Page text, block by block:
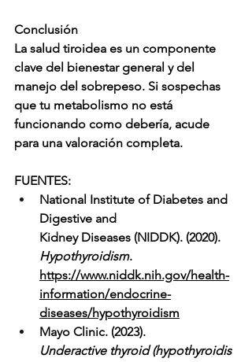
Conclusión
La salud tiroidea es un componente
clave del bienestar general y del
manejo del sobrepeso. Si sospechas
que tu metabolismo no está
funcionando como debería, acude
para una valoración completa.
FUENTES:
National Institute of Diabetes and
Digestive and
Kidney Diseases (NIDDK). (2020).
Hypothyroidism.
https://www.niddk.nih.gov/health-
information/endocrine-
diseases/hypothyroidism
Mayo Clinic. (2023).
Underactive thyroid (hypothyroidis